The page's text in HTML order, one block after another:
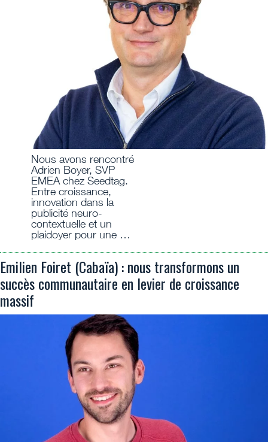
Nous avons rencontré
Adrien Boyer, SVP
EMEA chez Seedtag.
Entre croissance,
innovation dans la
publicité neuro-
contextuelle et un
plaidoyer pour une …
Emilien Foiret (Cabaïa) : nous transformons un
succès communautaire en levier de croissance
massif